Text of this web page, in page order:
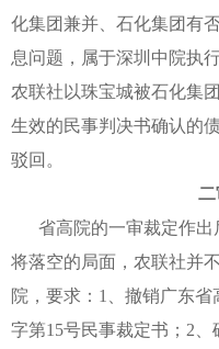
化集团兼并、石化集团有
息问题，属于深圳中院执
农联社以珠宝城被石化集
生效的民事判决书确认的
驳回。
二
省高院的一审裁定作
将落空的局面，农联社并
院，要求：1、撤销广东
字第15号民事裁定书；2、